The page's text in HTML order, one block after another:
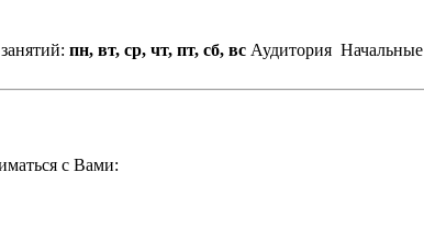
пн, вт, ср, чт, пт, сб, вс Аудитория
с Вами: